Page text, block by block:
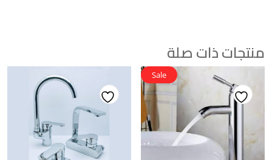
منتجات ذات صلة
Sale
wishlist
Add
to
wishlist